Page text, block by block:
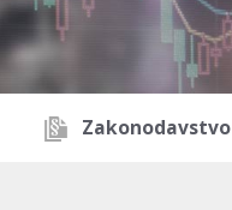
Zakonodavstvo